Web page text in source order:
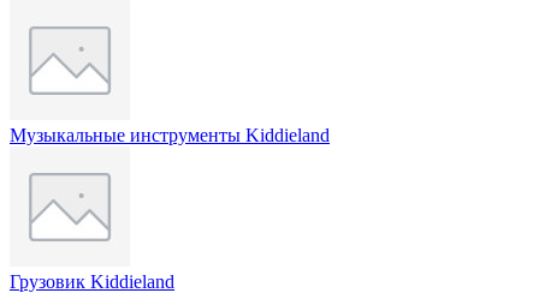
Музыкальные инструменты Kiddieland
Грузовик Kiddieland